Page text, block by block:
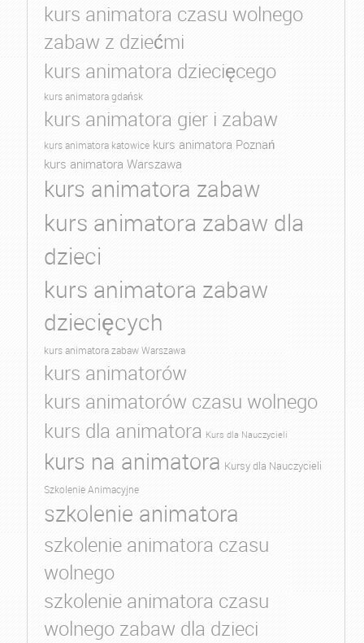
kurs animatora czasu wolnego
zabaw z dziećmi
kurs animatora dziecięcego
kurs animatora gdańsk
kurs animatora gier i zabaw
kurs animatora katowice kurs animatora Poznań
kurs animatora Warszawa
kurs animatora zabaw
kurs animatora zabaw dla
dzieci
kurs animatora zabaw
dziecięcych
kurs animatora zabaw Warszawa
kurs animatorów
kurs animatorów czasu wolnego
kurs dla animatora Kurs dla Nauczycieli
kurs na animatora Kursy dla Nauczycieli
Szkolenie Animacyjne
szkolenie animatora
szkolenie animatora czasu
wolnego
szkolenie animatora czasu
wolnego zabaw dla dzieci